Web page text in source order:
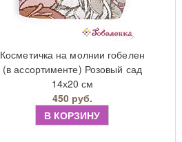
Косметичка на молнии гобелен
(в ассортименте) Розовый сад
14х20 см
450 руб.
В КОРЗИНУ